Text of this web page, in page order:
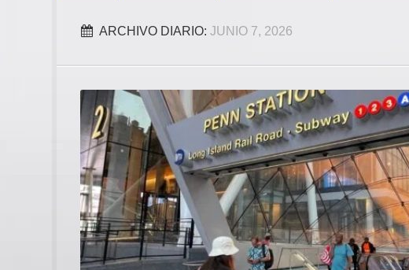
ARCHIVO DIARIO: JUNIO 7, 2026